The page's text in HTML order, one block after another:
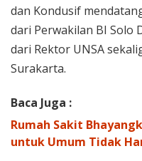
dan Kondusif
dari Perwakilan BI Solo
dari Rektor UNSA
Surakarta.
Baca Juga :
Rumah Sakit
untuk Umum Tidak